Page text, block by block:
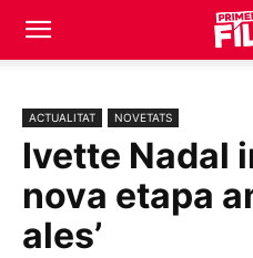
ACTUALITAT NOVETATS
Ivette Nadal
nova etapa
ales’